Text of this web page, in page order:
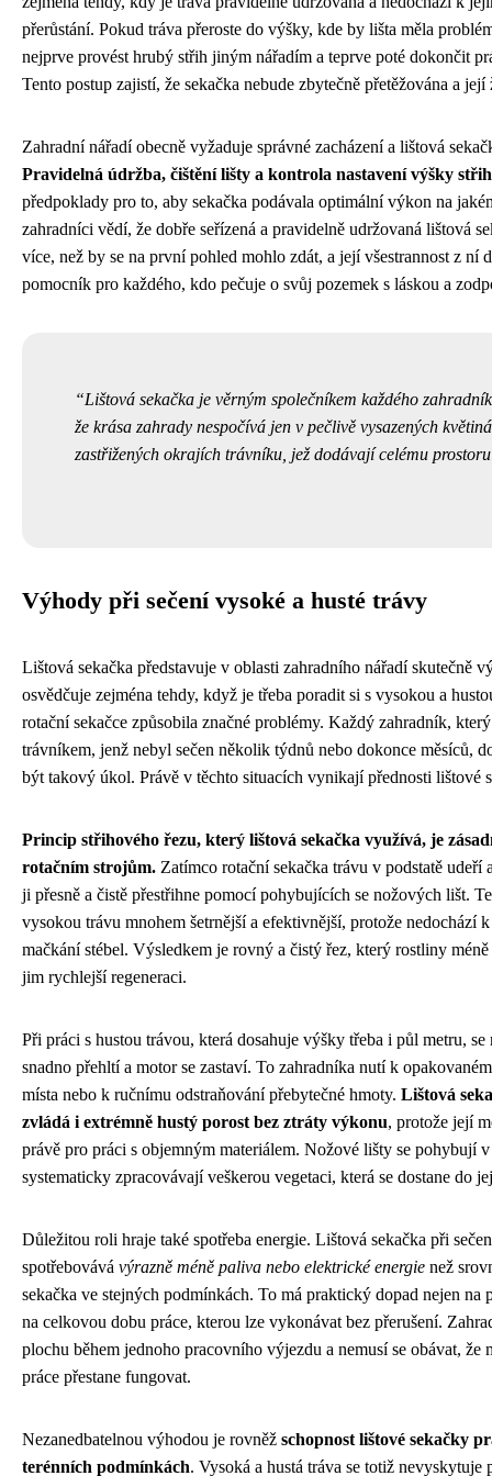
přerůstání. Pokud tráva přeroste do výšky, kde by lišta měla
nejprve provést hrubý střih jiným nářadím a teprve poté dokončit
Tento postup zajistí, že sekačka nebude zbytečně přetěžována a
Zahradní nářadí obecně vyžaduje správné zacházení a lištová
Pravidelná údržba, čištění lišty a kontrola nastavení výšky
předpoklady pro to, aby sekačka podávala optimální výkon na
zahradníci vědí, že dobře seřízená a pravidelně udržovaná lištová
více, než by se na první pohled mohlo zdát, a její všestrannost z ní
pomocník pro každého, kdo pečuje o svůj pozemek s láskou a
Lištová sekačka je věrným společníkem každého
že krása zahrady nespočívá jen v pečlivě vysazených
zastřižených okrajích trávníku, jež dodávají celému
Výhody při sečení vysoké a husté trávy
Lištová sekačka představuje v oblasti zahradního nářadí skutečně
osvědčuje zejména tehdy, když je třeba poradit si s vysokou a
rotační sekačce způsobila značné problémy. Každý zahradník,
trávníkem, jenž nebyl sečen několik týdnů nebo dokonce měsíců,
být takový úkol. Právě v těchto situacích vynikají přednosti lištové
Princip střihového řezu, který lištová sekačka využívá, je
rotačním strojům. Zatímco rotační sekačka trávu v podstatě udeří
ji přesně a čistě přestřihne pomocí pohybujících se nožových lišt.
vysokou trávu mnohem šetrnější a efektivnější, protože nedochází
mačkání stébel. Výsledkem je rovný a čistý řez, který rostliny
jim rychlejší regeneraci.
Při práci s hustou trávou, která dosahuje výšky třeba i půl metru,
snadno přehltí a motor se zastaví. To zahradníka nutí k
místa nebo k ručnímu odstraňování přebytečné hmoty. Lištová
zvládá i extrémně hustý porost bez ztráty výkonu, protože její
právě pro práci s objemným materiálem. Nožové lišty se pohybují
systematicky zpracovávají veškerou vegetaci, která se dostane do
Důležitou roli hraje také spotřeba energie. Lištová sekačka při
spotřebovává výrazně méně paliva nebo elektrické energie než
sekačka ve stejných podmínkách. To má praktický dopad nejen na
na celkovou dobu práce, kterou lze vykonávat bez přerušení.
plochu během jednoho pracovního výjezdu a nemusí se obávat, že
práce přestane fungovat.
Nezanedbatelnou výhodou je rovněž schopnost lištové sekačky
terénních podmínkách. Vysoká a hustá tráva se totiž nevyskytuje